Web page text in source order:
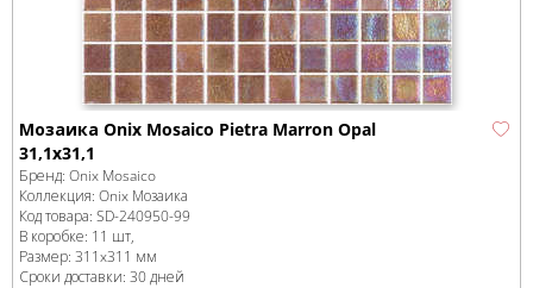
Мозаика Onix Mosaico Pietra Marron Opal
31,1x31,1
Бренд: Onix Mosaico
Коллекция: Onix Мозаика
Код товара: SD-240950-99
В коробке: 11 шт,
Размер: 311x311 мм
Сроки доставки: 30 дней